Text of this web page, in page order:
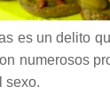
es un delito
numerosos
sexo.